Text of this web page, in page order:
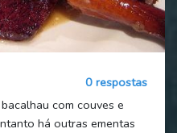
0 respostas
com couves e
há outras ementas